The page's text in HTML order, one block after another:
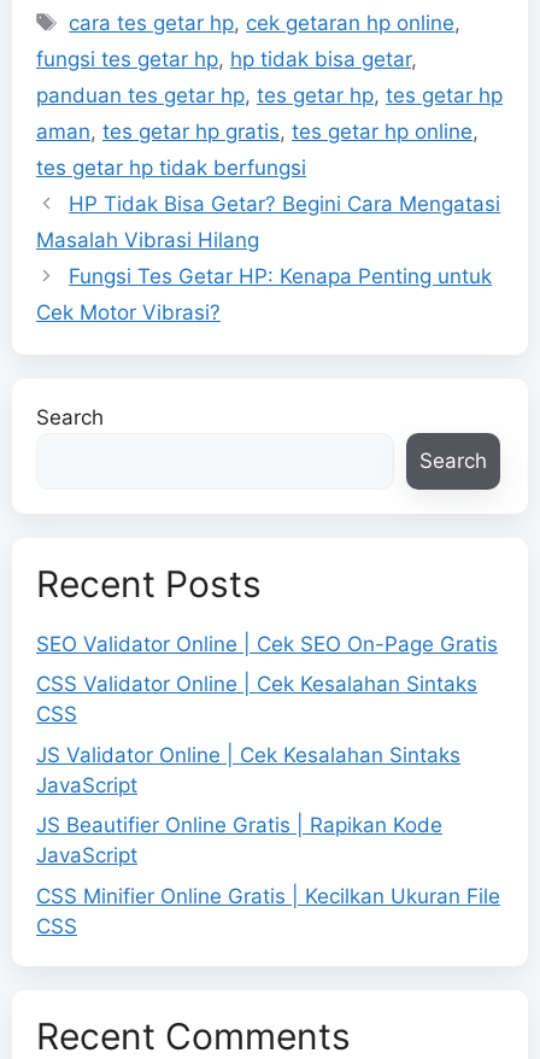
Tags
cara tes getar hp, cek getaran hp online,
fungsi tes getar hp, hp tidak bisa getar,
panduan tes getar hp, tes getar hp, tes getar hp
aman, tes getar hp gratis, tes getar hp online,
tes getar hp tidak berfungsi
HP Tidak Bisa Getar? Begini Cara Mengatasi
Masalah Vibrasi Hilang
Fungsi Tes Getar HP: Kenapa Penting untuk
Cek Motor Vibrasi?
Search
Search
Recent Posts
SEO Validator Online | Cek SEO On-Page Gratis
CSS Validator Online | Cek Kesalahan Sintaks
CSS
JS Validator Online | Cek Kesalahan Sintaks
JavaScript
JS Beautifier Online Gratis | Rapikan Kode
JavaScript
CSS Minifier Online Gratis | Kecilkan Ukuran File
CSS
Recent Comments